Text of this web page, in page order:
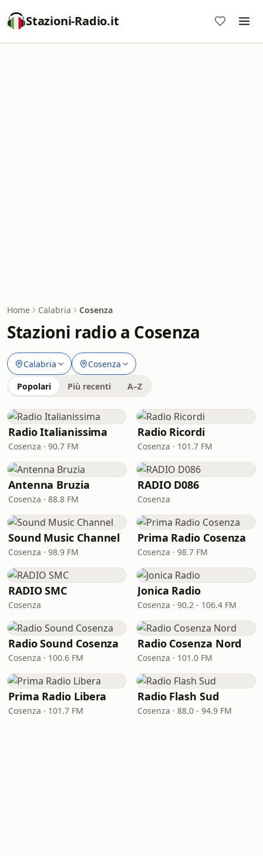
Stazioni-Radio.it
Home Calabria Cosenza
Stazioni radio a Cosenza
Calabria Cosenza
Popolari Più recenti A–Z
Radio Italianissima
Cosenza · 90.7 FM
Radio Ricordi
Cosenza · 101.7 FM
Antenna Bruzia
Cosenza · 88.8 FM
RADIO D086
Cosenza
Sound Music Channel
Cosenza · 98.9 FM
Prima Radio Cosenza
Cosenza · 98.7 FM
RADIO SMC
Cosenza
Jonica Radio
Cosenza · 90.2 - 106.4 FM
Radio Sound Cosenza
Cosenza · 100.6 FM
Radio Cosenza Nord
Cosenza · 101.0 FM
Prima Radio Libera
Cosenza · 101.7 FM
Radio Flash Sud
Cosenza · 88.0 - 94.9 FM